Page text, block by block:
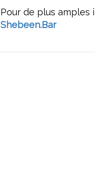
Pour de plus amples
Shebeen.Bar